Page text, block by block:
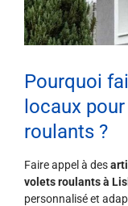
Pourquoi
locaux
roulants ?
Faire appel à des
volets roulants à
personnalisé et